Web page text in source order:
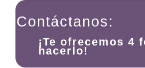
Contáctanos:
¡Te ofrecemos 4
hacerlo!